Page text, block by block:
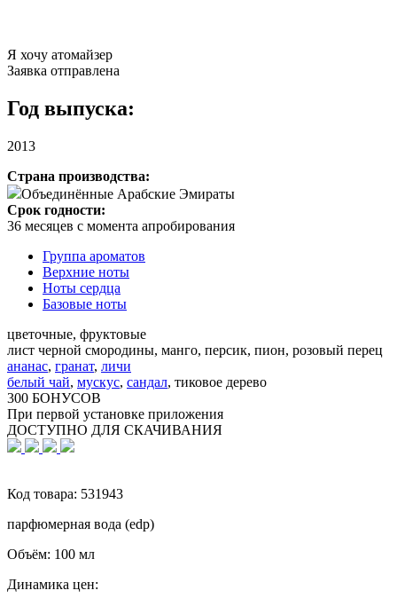
Я хочу атомайзер
Заявка отправлена
Год выпуска:
2013
Страна производства:
Объединённые Арабские Эмираты
Срок годности:
36 месяцев с момента апробирования
Группа ароматов
Верхние ноты
Ноты сердца
Базовые ноты
цветочные, фруктовые
лист черной смородины, манго, персик, пион, розовый перец
ананас, гранат, личи
белый чай, мускус, сандал, тиковое дерево
300 БОНУСОВ
При первой установке приложения
ДОСТУПНО ДЛЯ СКАЧИВАНИЯ
Код товара: 531943
парфюмерная вода (edp)
Объём: 100 мл
Динамика цен: